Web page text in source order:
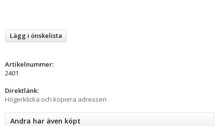
Lägg i önskelista
Artikelnummer:
2401
Direktlänk:
Högerklicka och kopiera adressen
Andra har även köpt